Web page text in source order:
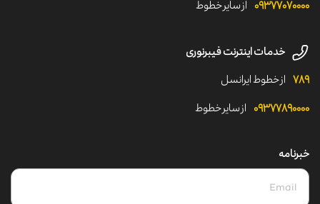
۰۹۳۷۷۰۷۰۰۰۰ از سایر خطوط
خدمات اینترنت فیبرنوری
۷۸۹ از خطوط ایرانسل
۰۹۳۷۷۸۹۰۰۰۰ از سایر خطوط
خبرنامه